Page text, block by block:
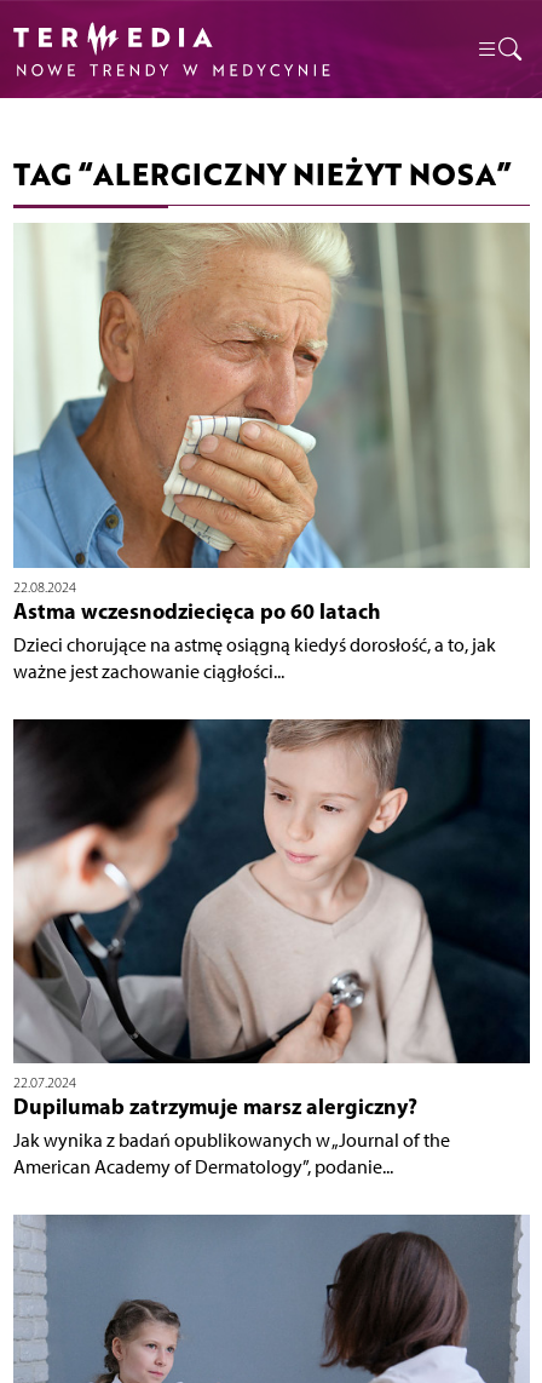
TAG “ALERGICZNY NIEŻYT NOSA”
22.08.2024
Astma wczesnodziecięca po 60 latach
Dzieci chorujące na astmę osiągną kiedyś dorosłość, a to, jak
ważne jest zachowanie ciągłości...
22.07.2024
Dupilumab zatrzymuje marsz alergiczny?
Jak wynika z badań opublikowanych w „Journal of the
American Academy of Dermatology”, podanie...